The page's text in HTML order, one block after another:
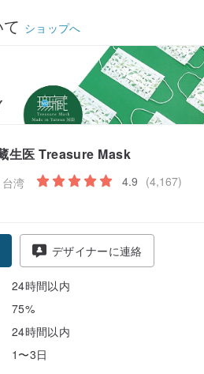
ショップへ
生医 Treasure Mask
台湾 4.9 (4,167)
デザイナーに連絡
24時間以内
75%
24時間以内
1〜3日